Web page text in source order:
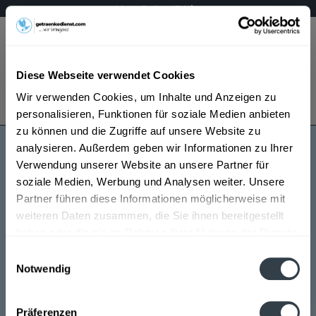
Diese Webseite verwendet Cookies
Wir verwenden Cookies, um Inhalte und Anzeigen zu
personalisieren, Funktionen für soziale Medien anbieten
zu können und die Zugriffe auf unsere Website zu
analysieren. Außerdem geben wir Informationen zu Ihrer
Verwendung unserer Website an unsere Partner für
soziale Medien, Werbung und Analysen weiter. Unsere
Partner führen diese Informationen möglicherweise mit
weiteren Daten zusammen, die Sie ihnen bereitgestellt
Notwendig
Präferenzen
Mo – Fr 9 – 17 Uhr
Menü
Bestellung widerrufen
Es gilt unsere Datenschutzerklärung
Côtes du Rhone
Côtes du Rhone wird in den folgenden Regionen,
Städten, Orten und Postleitzahl-Gebieten geliefert